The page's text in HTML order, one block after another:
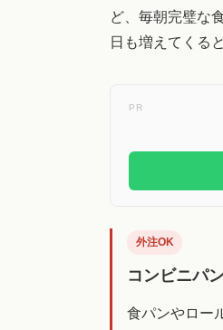
ど、毎朝完璧な
日も増えてくる
PR
外注OK
コンビニパ
食パンやロー